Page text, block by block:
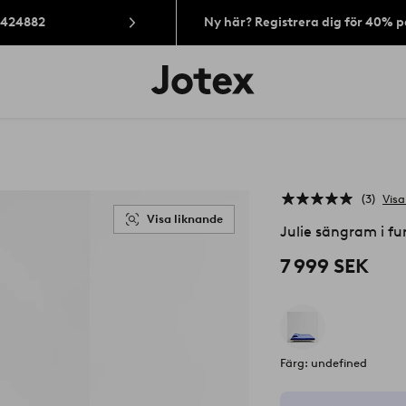
Ny här? Registrera dig för 40%
Jotex
logotyp
Visa liknande
3
Julie sängram i
7 999 SEK
Färg: undefined